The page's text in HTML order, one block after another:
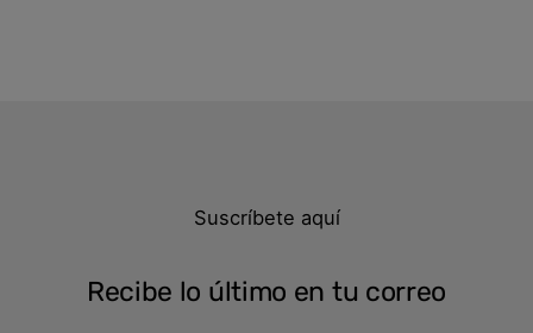
Suscríbete aquí
Recibe lo último en tu correo